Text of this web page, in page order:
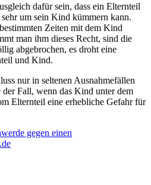
dafür sein, dass ein Elternteil
um sein Kind kümmern kann.
Zeiten mit dem Kind
man ihm dieses Recht, sind die
abgebrochen, es droht eine
und Kind.
nur in seltenen Ausnahmefällen
der Fall, wenn das Kind unter dem
Elternteil eine erhebliche Gefahr für
gegen einen